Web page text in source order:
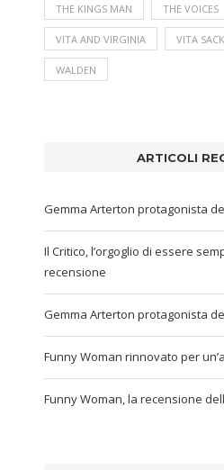
THE KINGS MAN THE VOICES
VITA AND VIRGINIA VITA
WALDEN
ARTICOLI
Gemma Arterton protagonista
Il Critico, l’orgoglio di essere
recensione
Gemma Arterton protagonista
Funny Woman rinnovato per
Funny Woman, la recensione